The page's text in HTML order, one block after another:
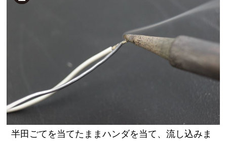
半田ごてを当てたままハンダを当て、流し込みま